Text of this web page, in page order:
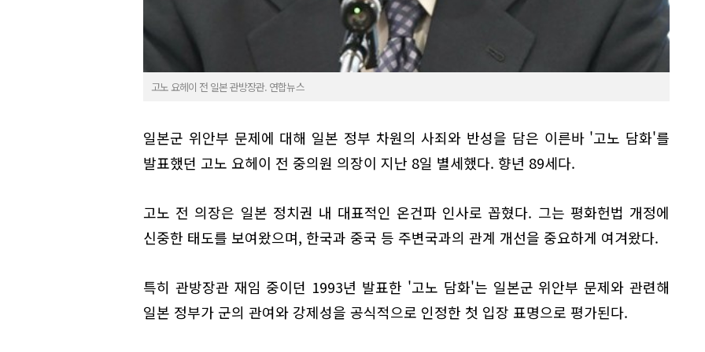
고노 요헤이 전 일본 관방장관. 연합뉴스
일본군 위안부 문제에 대해 일본 정부 차원의 사죄와 반성을 담은 이른바 '고노 담화'를
발표했던 고노 요헤이 전 중의원 의장이 지난 8일 별세했다. 향년 89세다.
고노 전 의장은 일본 정치권 내 대표적인 온건파 인사로 꼽혔다. 그는 평화헌법 개정에
신중한 태도를 보여왔으며, 한국과 중국 등 주변국과의 관계 개선을 중요하게 여겨왔다.
특히 관방장관 재임 중이던 1993년 발표한 '고노 담화'는 일본군 위안부 문제와 관련해
일본 정부가 군의 관여와 강제성을 공식적으로 인정한 첫 입장 표명으로 평가된다.